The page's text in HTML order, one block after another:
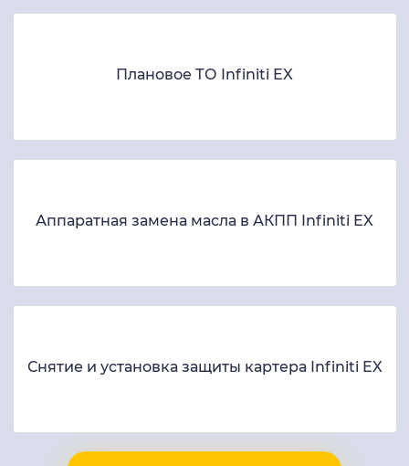
Плановое ТО Infiniti EX
Аппаратная замена масла в АКПП Infiniti EX
Снятие и установка защиты картера Infiniti EX